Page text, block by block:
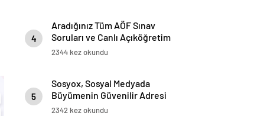
4
Aradığınız Tüm AÖF Sınav
Soruları ve Canlı Açıköğretim
Forumu Burada
2344 kez okundu
5
Sosyox, Sosyal Medyada
Büyümenin Güvenilir Adresi
Olarak Öne Çıkıyor
2342 kez okundu